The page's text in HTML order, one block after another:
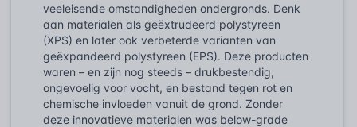
veeleisende omstandigheden ondergronds. Denk
aan materialen als geëxtrudeerd polystyreen
(XPS) en later ook verbeterde varianten van
geëxpandeerd polystyreen (EPS). Deze producten
waren – en zijn nog steeds – drukbestendig,
ongevoelig voor vocht, en bestand tegen rot en
chemische invloeden vanuit de grond. Zonder
deze innovatieve materialen was below-grade